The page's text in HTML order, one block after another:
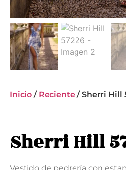
Inicio / Reciente / Sherri Hill
Sherri Hill
Vestido de pedrería con